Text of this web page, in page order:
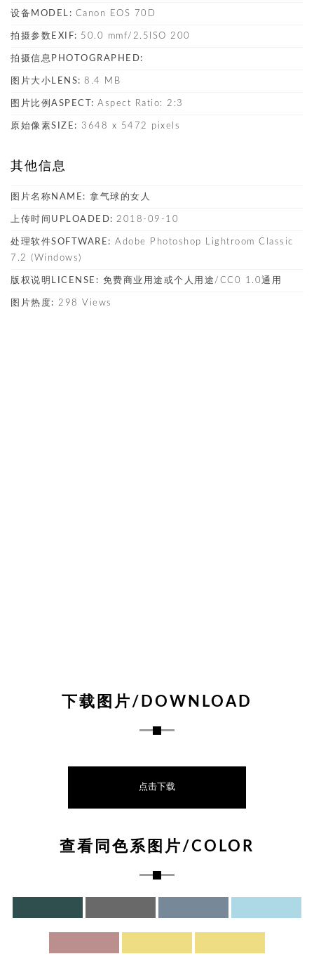
设备MODEL: Canon EOS 70D
拍摄参数EXIF: 50.0 mmf/2.5ISO 200
拍摄信息PHOTOGRAPHED:
图片大小LENS: 8.4 MB
图片比例ASPECT: Aspect Ratio: 2:3
原始像素SIZE: 3648 x 5472 pixels
其他信息
图片名称NAME: 拿气球的女人
上传时间UPLOADED: 2018-09-10
处理软件SOFTWARE: Adobe Photoshop Lightroom Classic
7.2 (Windows)
版权说明LICENSE: 免费商业用途或个人用途/CC0 1.0通用
图片热度: 298 Views
下载图片/DOWNLOAD
点击下载
查看同色系图片/COLOR